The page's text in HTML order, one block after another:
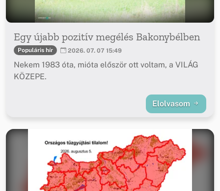
Egy újabb pozitív megélés Bakonybélben
Populáris hír 2026. 07. 07 15:49
Nekem 1983 óta, mióta először ott voltam, a VILÁG
KÖZEPE.
Elolvasom